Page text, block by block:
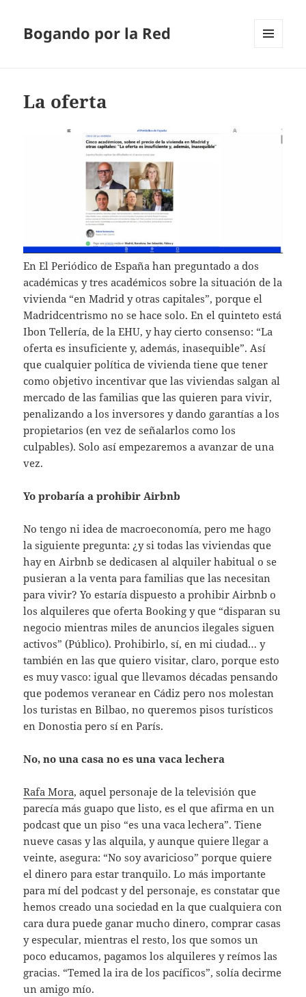
Bogando por la Red
La oferta
En El Periódico de España han preguntado a dos
académicas y tres académicos sobre la situación de la
vivienda “en Madrid y otras capitales”, porque el
Madridcentrismo no se hace solo. En el quinteto está
Ibon Tellería, de la EHU, y hay cierto consenso: “La
oferta es insuficiente y, además, inasequible”. Así
que cualquier política de vivienda tiene que tener
como objetivo incentivar que las viviendas salgan al
mercado de las familias que las quieren para vivir,
penalizando a los inversores y dando garantías a los
propietarios (en vez de señalarlos como los
culpables). Solo así empezaremos a avanzar de una
vez.
Yo probaría a prohibir Airbnb
No tengo ni idea de macroeconomía, pero me hago
la siguiente pregunta: ¿y si todas las viviendas que
hay en Airbnb se dedicasen al alquiler habitual o se
pusieran a la venta para familias que las necesitan
para vivir? Yo estaría dispuesto a prohibir Airbnb o
los alquileres que oferta Booking y que “disparan su
negocio mientras miles de anuncios ilegales siguen
activos” (Público). Prohibirlo, sí, en mi ciudad… y
también en las que quiero visitar, claro, porque esto
es muy vasco: igual que llevamos décadas pensando
que podemos veranear en Cádiz pero nos molestan
los turistas en Bilbao, no queremos pisos turísticos
en Donostia pero sí en París.
No, no una casa no es una vaca lechera
Rafa Mora, aquel personaje de la televisión que
parecía más guapo que listo, es el que afirma en un
podcast que un piso “es una vaca lechera”. Tiene
nueve casas y las alquila, y aunque quiere llegar a
veinte, asegura: “No soy avaricioso” porque quiere
el dinero para estar tranquilo. Lo más importante
para mí del podcast y del personaje, es constatar que
hemos creado una sociedad en la que cualquiera con
cara dura puede ganar mucho dinero, comprar casas
y especular, mientras el resto, los que somos un
poco educamos, pagamos los alquileres y reímos las
gracias. “Temed la ira de los pacíficos”, solía decirme
un amigo mío.